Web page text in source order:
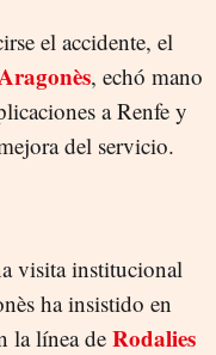
el accidente, el
, echó mano
a Renfe y
del servicio.
visita institucional
ha insistido en
la línea de Rodalies